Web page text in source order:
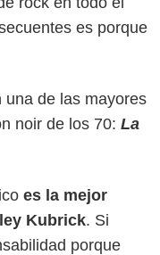
es porque
una de las mayores
noir de los 70: La
es la mejor
Kubrick. Si
porque